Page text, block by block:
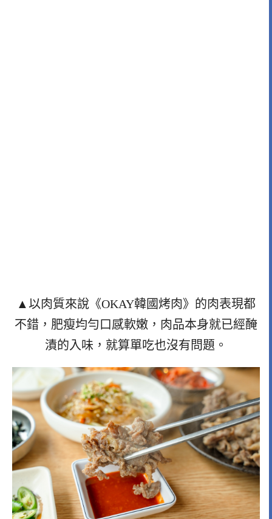
▲以肉質來說《OKAY韓國烤肉》的肉表現都
不錯，肥瘦均勻口感軟嫩，肉品本身就已經醃
漬的入味，就算單吃也沒有問題。